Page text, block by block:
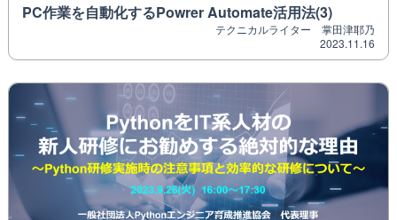
PC作業を自動化するPowrer Automate活用法(3)
テクニカルライター 掌田津耶乃
2023.11.16